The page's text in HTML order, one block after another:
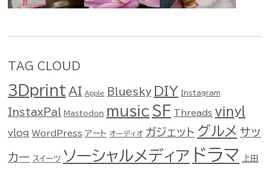
TAG CLOUD
3Dprint AI Apple Bluesky DIY Instagram
InstaxPal Mastodon music SF Threads vinyl
vlog WordPress アート オーディオ ガジェット グルメ サッ
カー スイーツ ソーシャルメディア ドラマ 上田